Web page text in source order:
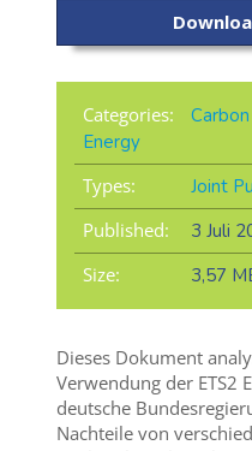
Categories:
Energy
Types:
Joint
Published:
3 Juli
Size:
3,57
Dieses Dokument
Verwendung der ETS2
deutsche
Nachteile von